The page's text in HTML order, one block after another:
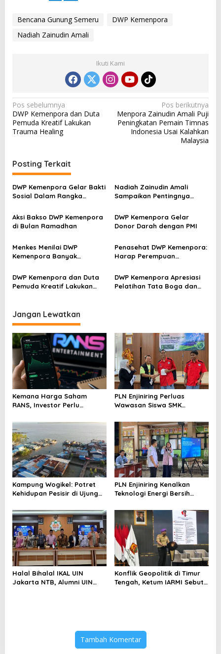
Bencana Gunung Semeru
DWP Kemenpora
Nadiah Zainudin Amali
Ikuti Kami
N
a
v
g
a
s
i
p
o
s
Pos sebelumnya
DWP Kemenpora dan Duta
Pemuda Kreatif Lakukan
Trauma Healing
Pos berikutnya
Menpora Zainudin Amali Puji
Peningkatan Pemain Timnas
Indonesia Usai Kalahkan
Malaysia
Posting Terkait
DWP Kemenpora Gelar Bakti
Sosial Dalam Rangka
Nadiah Zainudin Amali
Sampaikan Pentingnya
Aksi Bakso DWP Kemenpora
di Bulan Ramadhan
DWP Kemenpora Gelar
Donor Darah dengan PMI
Menkes Menilai DWP
Kemenpora Banyak
Kegiatan Bakti Sosial
Penasehat DWP Kemenpora:
Harap Perempuan
DWP Kemenpora dan Duta
Pemuda Kreatif Lakukan
DWP Kemenpora Apresiasi
Pelatihan Tata Boga dan
Jangan Lewatkan
Kemana Harga Saham
RANS, Investor Perlu
Menghindari Spekulasi
Berlebihan
PLN Enjiniring Perluas
Wawasan Siswa SMK
Perubahan Iklim
Kampung Wogikel: Potret
Kehidupan Pesisir di Ujung
Bertahan di Tengah
Keterbatasan
PLN Enjiniring Kenalkan
Teknologi Energi Bersih
Halal Bihalal IKAL UIN
Jakarta NTB, Alumni UIN
Konflik Geopolitik di Timur
Tengah, Ketum IARMI Sebut
Tambah Komentar